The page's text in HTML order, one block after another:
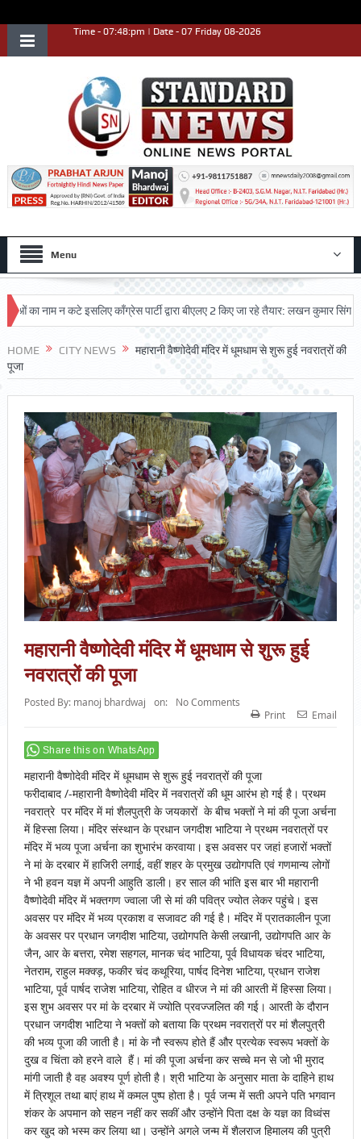
Time - 07:48:pm | Date - 07 Friday 08-2026
Menu
नाम न कटे इसलिए काँग्रेस पार्टी द्वारा बीएलए 2 किए जा रहे तैयार: लखन कुमार सिंगला
HOME CITY NEWS
महारानी वैष्णोदेवी मंदिर में धूमधाम से शुरू हुई नवरात्रों की
पूजा
महारानी वैष्णोदेवी मंदिर में धूमधाम से शुरू हुई
नवरात्रों की पूजा
Posted By: manoj bhardwaj on:
No Comments
Print
Email
Share this on WhatsApp
महारानी वैष्णोदेवी मंदिर में धूमधाम से शुरू हुई नवरात्रों की पूजा
फरीदाबाद /-महारानी वैष्णोदेवी मंदिर में नवरात्रों की धूम आरंभ हो गई है। प्रथम
नवरात्रे पर मंदिर में मां शैलपुत्री के जयकारों के बीच भक्तों ने मां की पूजा अर्चना
में हिस्सा लिया। मंदिर संस्थान के प्रधान जगदीश भाटिया ने प्रथम नवरात्रों पर
मंदिर में भव्य पूजा अर्चना का शुभारंभ करवाया। इस अवसर पर जहां हजारों भक्तों
ने मां के दरबार में हाजिरी लगाई, वहीं शहर के प्रमुख उद्योगपति एवं गणमान्य लोगों
ने भी हवन यज्ञ में अपनी आहुति डाली। हर साल की भांति इस बार भी महारानी
वैष्णोदेवी मंदिर में भक्तगण ज्वाला जी से मां की पवित्र ज्योत लेकर पहुंचे। इस
अवसर पर मंदिर में भव्य प्रकाश व सजावट की गई है। मंदिर में प्रातकालीन पूजा
के अवसर पर प्रधान जगदीश भाटिया, उद्योगपति केसी लखानी, उद्योगपति आर के
जैन, आर के बत्तरा, रमेश सहगल, मानक चंद भाटिया, पूर्व विधायक चंदर भाटिया,
नेतराम, राहुल मक्क्ड़, फकीर चंद कथूरिया, पार्षद दिनेश भाटिया, प्रधान राजेश
भाटिया, पूर्व पार्षद राजेश भाटिया, रोहित व धीरज ने मां की आरती में हिस्सा लिया।
इस शुभ अवसर पर मां के दरबार में ज्योति प्रवज्जलित की गई। आरती के दौरान
प्रधान जगदीश भाटिया ने भक्तों को बताया कि प्रथम नवरात्रों पर मां शैलपुत्री
की भव्य पूजा की जाती है। मां के नौ स्वरूप होते हैं और प्रत्येक स्वरूप भक्तों के
दुख व चिंता को हरने वाले हैं। मां की पूजा अर्चना कर सच्चे मन से जो भी मुराद
मांगी जाती है वह अवश्य पूर्ण होती है। श्री भाटिया के अनुसार माता के दाहिने हाथ
में त्रिशूल तथा बाएं हाथ में कमल पुष्प होता है। पूर्व जन्म में सती अपने पति भगवान
शंकर के अपमान को सहन नहीं कर सकीं और उन्होंने पिता दक्ष के यज्ञ का विध्वंस
कर खुद को भस्म कर लिया था। उन्होंने अगले जन्म में शैलराज हिमालय की पुत्री